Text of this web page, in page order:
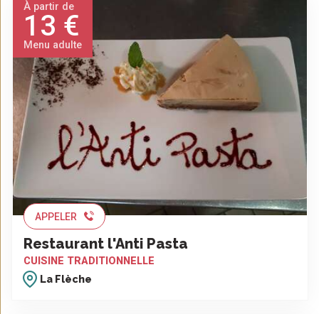
À partir de
13 €
Menu adulte
APPELER
Restaurant l'Anti Pasta
CUISINE TRADITIONNELLE
La Flèche